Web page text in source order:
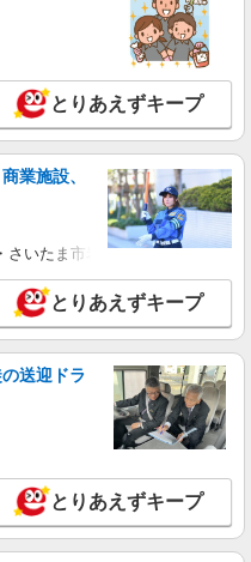
とりあえずキープ
業施設、
いたま市岩槻区・久喜市・蓮田
とりあえずキープ
送迎ドラ
とりあえずキープ